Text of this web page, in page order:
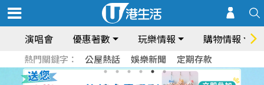
演唱會 優惠著數 玩樂情報 購物情報
熱門關鍵字： 公屋熱話 娛樂新聞 定期存款